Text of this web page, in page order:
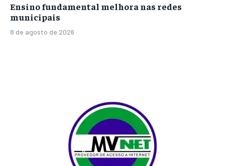
Ensino fundamental melhora nas redes
municipais
8 de agosto de 2026